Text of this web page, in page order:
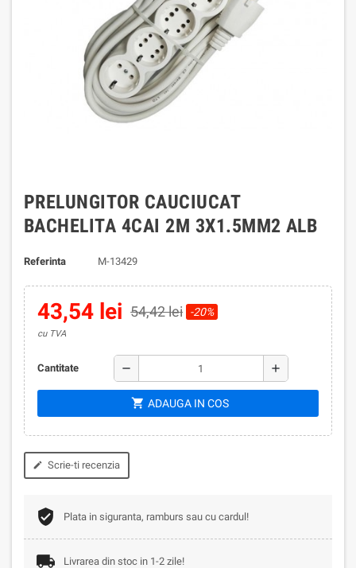
PRELUNGITOR CAUCIUCAT
BACHELITA 4CAI 2M 3X1.5MM2 ALB
Referinta M-13429
43,54 lei 54,42 lei -20%
cu TVA
Cantitate remove add
shopping_cart ADAUGA IN COS
edit Scrie-ti recenzia
Plata in siguranta, ramburs sau cu cardul!
Livrarea din stoc in 1-2 zile!